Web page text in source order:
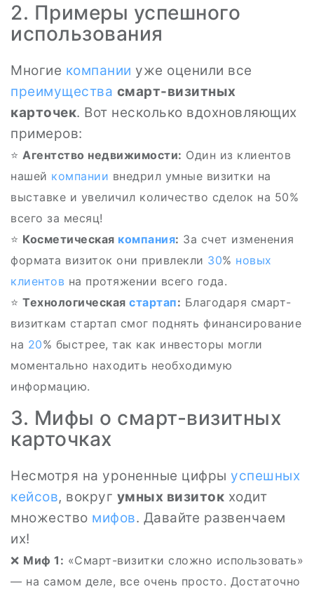
2. Примеры успешного
использования
Многие компании уже оценили все
преимущества смарт-визитных
карточек. Вот несколько вдохновляющих
примеров:
⭐ Агентство недвижимости: Один из клиентов
нашей компании внедрил умные визитки на
выставке и увеличил количество сделок на 50%
всего за месяц!
⭐ Косметическая компания: За счет изменения
формата визиток они привлекли 30% новых
клиентов на протяжении всего года.
⭐ Технологическая стартап: Благодаря смарт-
визиткам стартап смог поднять финансирование
на 20% быстрее, так как инвесторы могли
моментально находить необходимую
информацию.
3. Мифы о смарт-визитных
карточках
Несмотря на уроненные цифры успешных
кейсов, вокруг умных визиток ходит
множество мифов. Давайте развенчаем
их!
❌ Миф 1: «Смарт-визитки сложно использовать»
— на самом деле, все очень просто. Достаточно